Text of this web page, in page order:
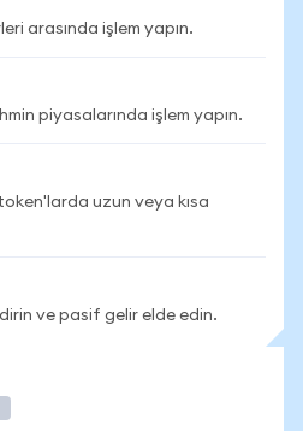
arasında işlem yapın.
piyasalarında işlem yapın.
uzun veya kısa
ve pasif gelir elde edin.